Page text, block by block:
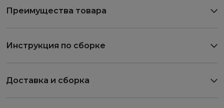
Преимущества товара
Инструкция по сборке
Доставка и сборка